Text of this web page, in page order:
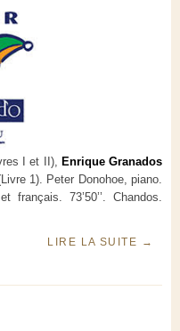
I et II), Enrique Granados
1). Peter Donohoe, piano.
73’50’’. Chandos.
LIRE LA SUITE →